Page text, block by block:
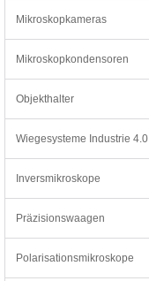
Mikroskopkameras
Mikroskopkondensoren
Objekthalter
Wiegesysteme Industrie 4.0
Inversmikroskope
Präzisionswaagen
Polarisationsmikroskope